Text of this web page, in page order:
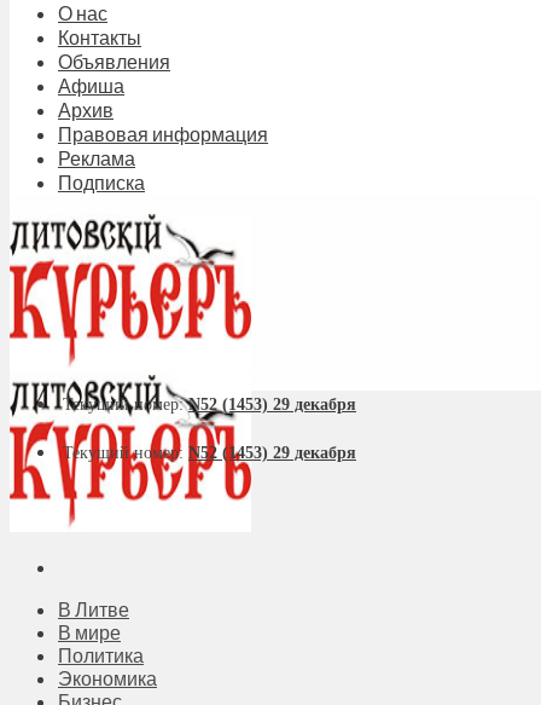
О нас
Контакты
Объявления
Афиша
Архив
Правовая информация
Реклама
Подписка
В Литве
В мире
Политика
Экономика
Текущий номер:N52 (1453) 29 декабря
Текущий номер: N52 (1453) 29 декабря